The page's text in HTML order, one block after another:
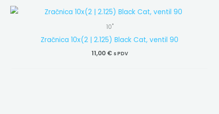
10"
Zračnica 10x(2 | 2.125) Black Cat, ventil 90
11,00 € s PDV